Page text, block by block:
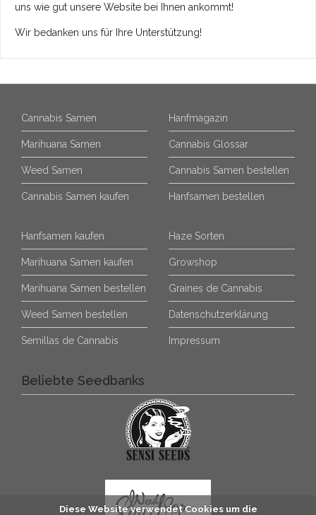
uns wie gut unsere Website bei Ihnen ankommt!
Wir bedanken uns für Ihre Unterstützung!
Cannabis Samen
Marihuana Samen
Weed Samen
Cannabis Samen kaufen
Hanfmagazin
Cannabis Glossar
Cannabis Samen bestellen
Hanfsamen bestellen
Hanfsamen kaufen
Marihuana Samen kaufen
Marihuana Samen bestellen
Weed Samen bestellen
Semillas de Cannabis
Haze Sorten
Growshop
Graines de Cannabis
Datenschutzerklärung
Impressum
Beliebte Seedbanks
Diese Website verwendet Cookies um die